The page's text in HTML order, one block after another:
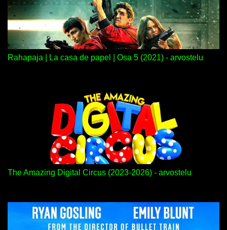
Rahapaja | La casa de papel | Osa 5 (2021) - arvostelu
The Amazing Digital Circus (2023-2026) - arvostelu